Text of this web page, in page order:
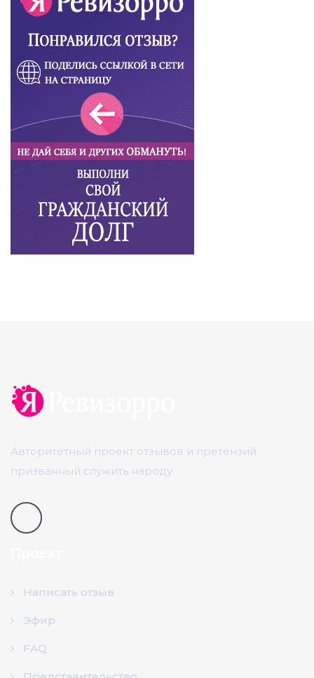
Авторитетный проект отзывов и претензий
призванный служить народу.
Написать отзыв
Эфир
FAQ